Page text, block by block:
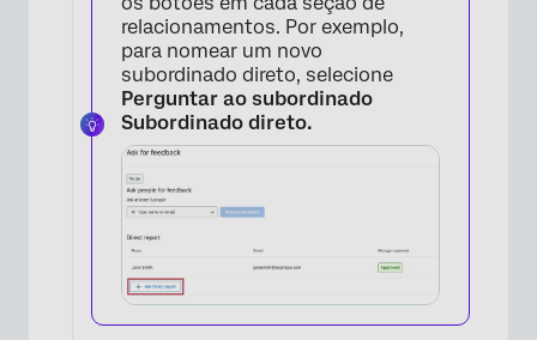
relacionamentos. Por exemplo,
para nomear um novo
subordinado direto, selecione
Perguntar ao subordinado
Subordinado direto.